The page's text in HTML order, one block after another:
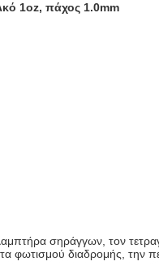
1oz, πάχος 1.0mm
σηράγγων, τον
διαδρομής, την